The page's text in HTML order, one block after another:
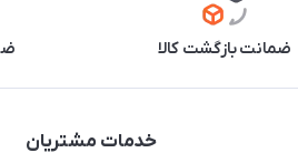
ضمانت بازگشت کالا
خدمات مشتریان